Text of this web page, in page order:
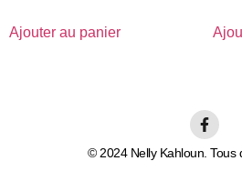
Ajouter au panier
© 2024 Nelly Kahloun. Tous